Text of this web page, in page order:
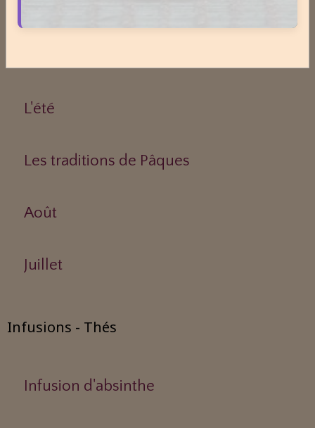
L'été
Les traditions de Pâques
Août
Juillet
Infusions - Thés
Infusion d'absinthe